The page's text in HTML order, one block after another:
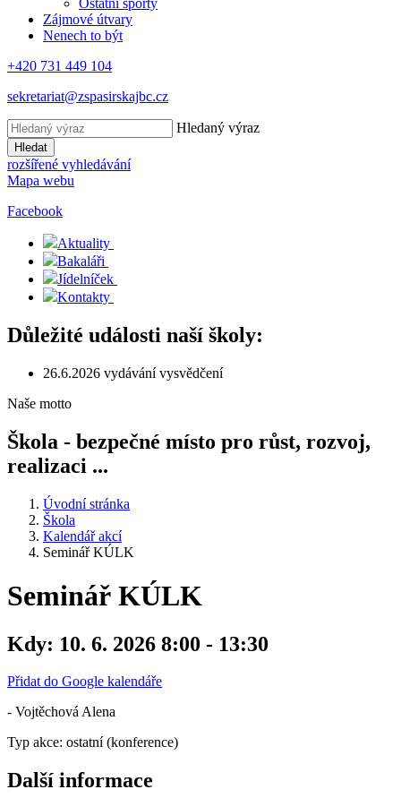
Ostatní sporty
Zájmové útvary
Nenech to být
+420 731 449 104
sekretariat@zspasirskajbc.cz
Hledaný výraz
Hledat
rozšířené vyhledávání
Mapa webu
Facebook
Aktuality
Bakaláři
Jídelníček
Kontakty
Důležité události naší školy:
26.6.2026 vydávání vysvědčení
Naše motto
Škola - bezpečné místo pro růst, rozvoj,
realizaci ...
Úvodní stránka
Škola
Kalendář akcí
Seminář KÚLK
Seminář KÚLK
Kdy: 10. 6. 2026 8:00 - 13:30
Přidat do Google kalendáře
- Vojtěchová Alena
Typ akce: ostatní (konference)
Další informace